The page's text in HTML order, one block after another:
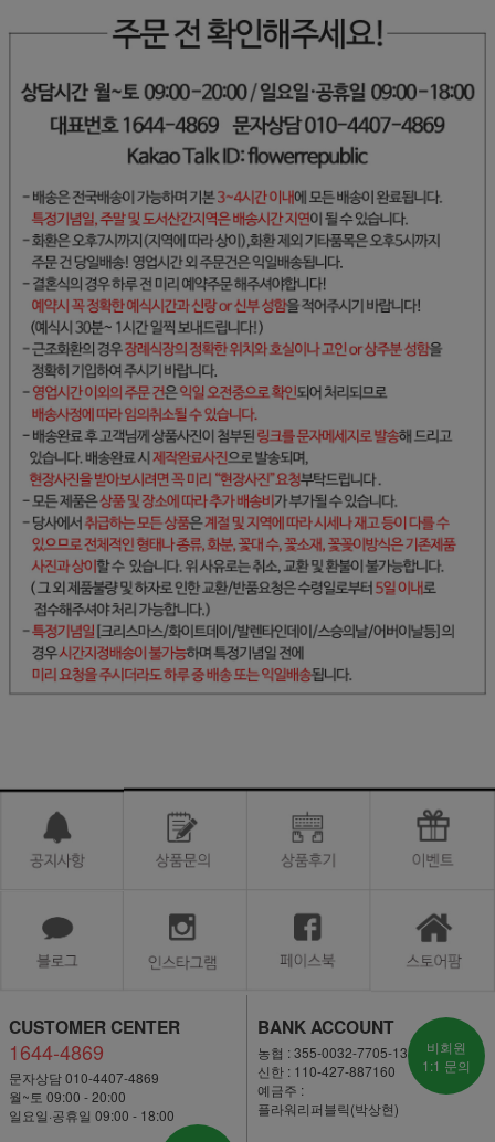
CUSTOMER CENTER
1644-4869
문자상담 010-4407-4869
월~토 09:00 - 20:00
일요일·공휴일 09:00 - 18:00
BANK ACCOUNT
농협 : 355-0032-7705-13
신한 : 110-427-887160
예금주 :
플라워리퍼블릭(박상현)
비회원
1:1 문의